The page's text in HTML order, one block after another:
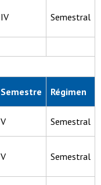
IV Semestral
Semestre Régimen
V Semestral
V Semestral